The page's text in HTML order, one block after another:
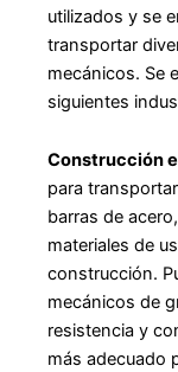
utilizados y se
transportar
mecánicos. Se
siguientes
Construcción
para
barras de
materiales de
construcción.
mecánicos de
resistencia y
más adecuado